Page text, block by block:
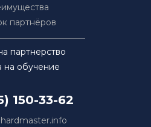
партнёров
партнерство
на обучение
150-33-62